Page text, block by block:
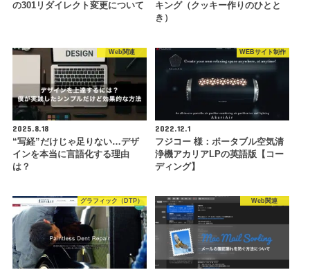
の301リダイレクト変更について
キング（クッキー作りのひとと
き）
Web関連
2025.8.18
“写経”だけじゃ足りない…デザ
インを本当に言語化する理由
は？
WEBサイト制作
2022.12.1
フジコー 様：ポータブル空気清
浄機アカリアLPの英語版【コー
ディング】
グラフィック（DTP） Web関連